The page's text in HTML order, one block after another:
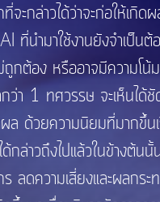
กล่าวได้ว่าจะก่อให้เกิด
าใช้งานยังจำเป็นต้อง
กต้อง หรืออาจมีความโ
ทศวรรษ จะเห็นได้ชัด
ผล ด้วยความนิยมที่มาก
ล่าวถึงไปแล้วในข้างต้น
ลดความเสี่ยงและผลก